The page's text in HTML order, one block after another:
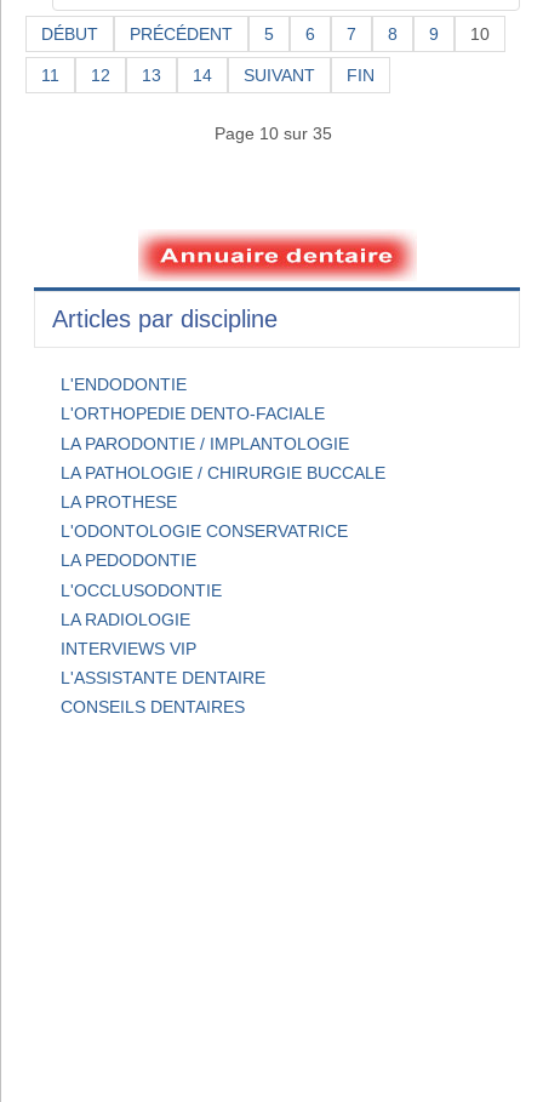
DÉBUT PRÉCÉDENT 5 6 7 8 9 10
11 12 13 14 SUIVANT FIN
Page 10 sur 35
Articles par discipline
L'ENDODONTIE
L'ORTHOPEDIE DENTO-FACIALE
LA PARODONTIE / IMPLANTOLOGIE
LA PATHOLOGIE / CHIRURGIE BUCCALE
LA PROTHESE
L'ODONTOLOGIE CONSERVATRICE
LA PEDODONTIE
L'OCCLUSODONTIE
LA RADIOLOGIE
INTERVIEWS VIP
L'ASSISTANTE DENTAIRE
CONSEILS DENTAIRES